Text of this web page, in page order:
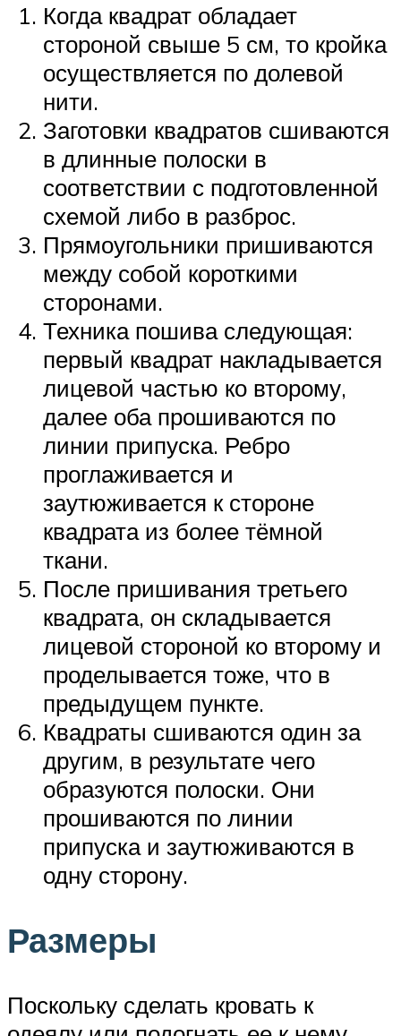
Когда квадрат обладает
стороной свыше 5 см, то кройка
осуществляется по долевой
нити.
Заготовки квадратов сшиваются
в длинные полоски в
соответствии с подготовленной
схемой либо в разброс.
Прямоугольники пришиваются
между собой короткими
сторонами.
Техника пошива следующая:
первый квадрат накладывается
лицевой частью ко второму,
далее оба прошиваются по
линии припуска. Ребро
проглаживается и
заутюживается к стороне
квадрата из более тёмной
ткани.
После пришивания третьего
квадрата, он складывается
лицевой стороной ко второму и
проделывается тоже, что в
предыдущем пункте.
Квадраты сшиваются один за
другим, в результате чего
образуются полоски. Они
прошиваются по линии
припуска и заутюживаются в
одну сторону.
Размеры
Поскольку сделать кровать к